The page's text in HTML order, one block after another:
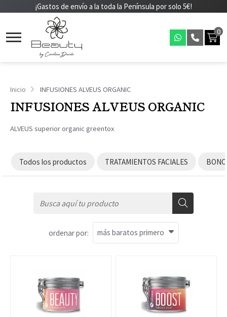
¡Gastos de envío a la toda la Península por solo 5€!
0
Inicio INFUSIONES ALVEUS ORGANIC
INFUSIONES ALVEUS ORGANIC
ALVEUS superior organic greentox
Todos los productos TRATAMIENTOS FACIALES
ordenar por: